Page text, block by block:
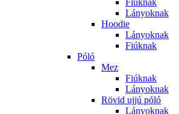
Fiúknak
Lányoknak
Hoodie
Lányoknak
Fiúknak
Póló
Mez
Fiúknak
Lányoknak
Rövid ujjú póló
Lányoknak